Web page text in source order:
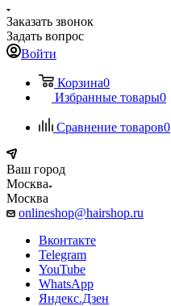
Заказать звонок
Задать вопрос
Войти
Корзина0
Избранные товары0
Сравнение товаров0
Ваш город
Москва
Москва
onlineshop@hairshop.ru
Вконтакте
Telegram
YouTube
WhatsApp
Яндекс.Дзен